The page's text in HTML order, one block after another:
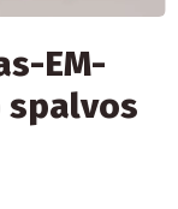
EM-
spalvos